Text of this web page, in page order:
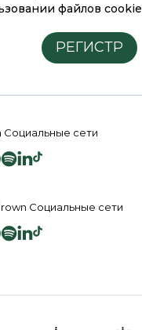
файлов cookie
РЕГИСТР
Социальные сети
Социальные сети